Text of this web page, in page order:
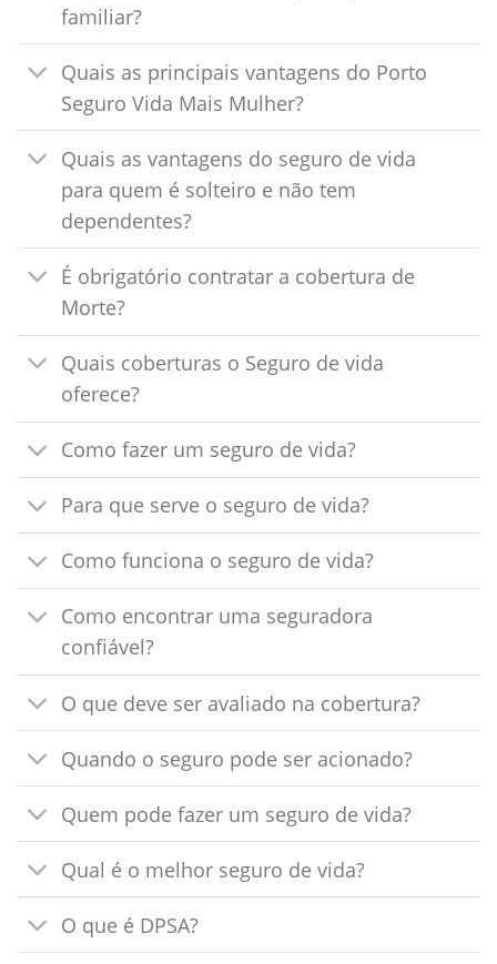
familiar?
Quais as principais vantagens do Porto
Seguro Vida Mais Mulher?
Quais as vantagens do seguro de vida
para quem é solteiro e não tem
dependentes?
É obrigatório contratar a cobertura de
Morte?
Quais coberturas o Seguro de vida
oferece?
Como fazer um seguro de vida?
Para que serve o seguro de vida?
Como funciona o seguro de vida?
Como encontrar uma seguradora
confiável?
O que deve ser avaliado na cobertura?
Quando o seguro pode ser acionado?
Quem pode fazer um seguro de vida?
Qual é o melhor seguro de vida?
O que é DPSA?